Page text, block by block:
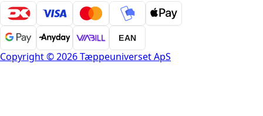
EAN
Copyright © 2026 Tæppeuniverset ApS